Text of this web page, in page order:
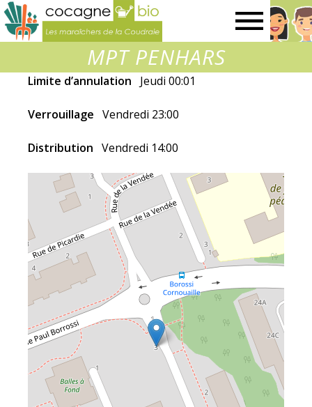
maraîchers
la
Coudraie
MPT PENHARS
Limite d’annulation Jeudi 00:01
Verrouillage Vendredi 23:00
Distribution Vendredi 14:00